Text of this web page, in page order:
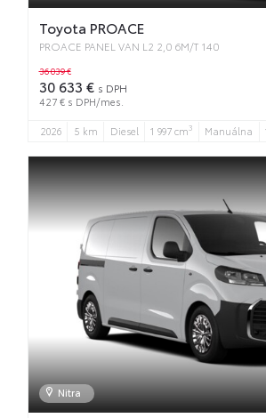
Toyota PROACE
PROACE PANEL VAN L2 2,0 6M/T 140
36 039 €
30 633 € s DPH
427 € s DPH/mes.
2026 5 km Diesel 1 997 cm3 Manuálna
Nitra